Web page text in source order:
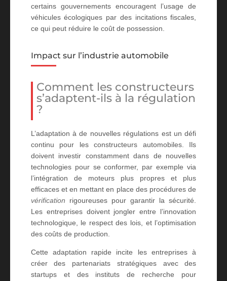
certains gouvernements encouragent l’usage de
véhicules écologiques par des incitations fiscales,
ce qui peut réduire le coût de possession.
Impact sur l’industrie automobile
Comment les constructeurs
s’adaptent-ils à la régulation
?
L’adaptation à de nouvelles régulations est un défi
continu pour les constructeurs automobiles. Ils
doivent investir constamment dans de nouvelles
technologies pour se conformer, par exemple via
l’intégration de moteurs plus propres et plus
efficaces et en mettant en place des procédures de
vérification rigoureuses pour garantir la sécurité.
Les entreprises doivent jongler entre l’innovation
technologique, le respect des lois, et l’optimisation
des coûts de production.
Cette adaptation rapide incite les entreprises à
créer des partenariats stratégiques avec des
startups et des instituts de recherche pour